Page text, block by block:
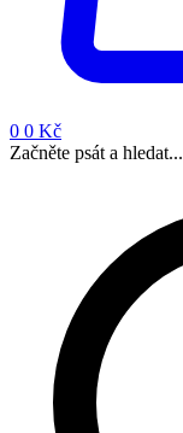
0 0 Kč
Začněte psát a hledat...